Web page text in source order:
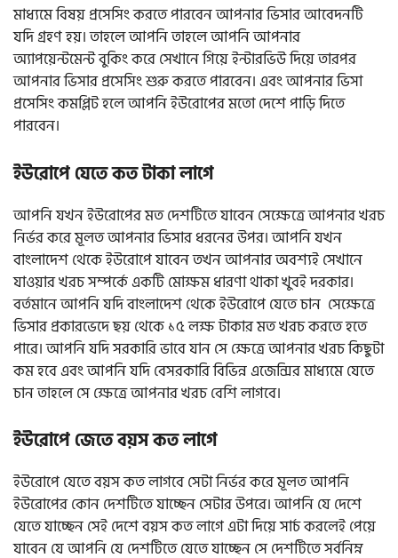
মাধ্যমে বিষয় প্রসেসিং করতে পারবেন আপনার ভিসার আবেদনটি
যদি গ্রহণ হয়। তাহলে আপনি তাহলে আপনি আপনার
অ্যাপয়েন্টমেন্ট বুকিং করে সেখানে গিয়ে ইন্টারভিউ দিয়ে তারপর
আপনার ভিসার প্রসেসিং শুরু করতে পারবেন। এবং আপনার ভিসা
প্রসেসিং কমপ্লিট হলে আপনি ইউরোপের মতো দেশে পাড়ি দিতে
পারবেন।
ইউরোপে যেতে কত টাকা লাগে
আপনি যখন ইউরোপের মত দেশটিতে যাবেন সেক্ষেত্রে আপনার খরচ
নির্ভর করে মূলত আপনার ভিসার ধরনের উপর। আপনি যখন
বাংলাদেশ থেকে ইউরোপে যাবেন তখন আপনার অবশ্যই সেখানে
যাওয়ার খরচ সম্পর্কে একটি মোক্ষম ধারণা থাকা খুবই দরকার।
বর্তমানে আপনি যদি বাংলাদেশ থেকে ইউরোপে যেতে চান সেক্ষেত্রে
ভিসার প্রকারভেদে ছয় থেকে ১৫ লক্ষ টাকার মত খরচ করতে হতে
পারে। আপনি যদি সরকারি ভাবে যান সে ক্ষেত্রে আপনার খরচ কিছুটা
কম হবে এবং আপনি যদি বেসরকারি বিভিন্ন এজেন্সির মাধ্যমে যেতে
চান তাহলে সে ক্ষেত্রে আপনার খরচ বেশি লাগবে।
ইউরোপে জেতে বয়স কত লাগে
ইউরোপে যেতে বয়স কত লাগবে সেটা নির্ভর করে মূলত আপনি
ইউরোপের কোন দেশটিতে যাচ্ছেন সেটার উপরে। আপনি যে দেশে
যেতে যাচ্ছেন সেই দেশে বয়স কত লাগে এটা দিয়ে সার্চ করলেই পেয়ে
যাবেন যে আপনি যে দেশটিতে যেতে যাচ্ছেন সে দেশটিতে সর্বনিম্ন